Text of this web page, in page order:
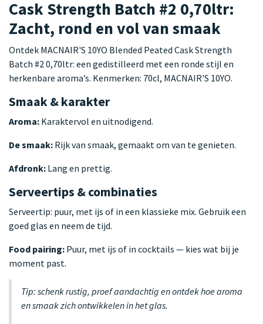
Cask Strength Batch #2 0,70ltr:
Zacht, rond en vol van smaak
Ontdek MACNAIR'S 10YO Blended Peated Cask Strength
Batch #2 0,70ltr: een gedistilleerd met een ronde stijl en
herkenbare aroma’s. Kenmerken: 70cl, MACNAIR'S 10YO.
Smaak & karakter
Aroma: Karaktervol en uitnodigend.
De smaak: Rijk van smaak, gemaakt om van te genieten.
Afdronk: Lang en prettig.
Serveertips & combinaties
Serveertip: puur, met ijs of in een klassieke mix. Gebruik een
goed glas en neem de tijd.
Food pairing: Puur, met ijs of in cocktails — kies wat bij je
moment past.
Tip: schenk rustig, proef aandachtig en ontdek hoe aroma
en smaak zich ontwikkelen in het glas.